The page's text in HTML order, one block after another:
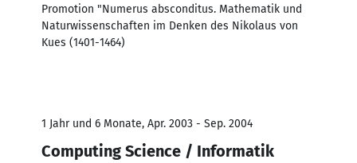
Promotion "Numerus absconditus. Mathematik und
Naturwissenschaften im Denken des Nikolaus von
Kues (1401-1464)
1 Jahr und 6 Monate, Apr. 2003 - Sep. 2004
Computing Science / Informatik